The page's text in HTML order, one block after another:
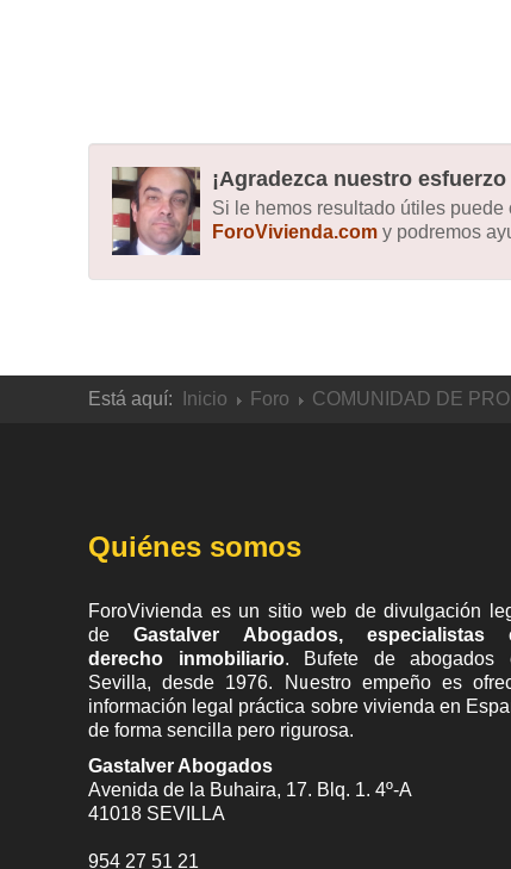
¡Agradezca nuestro
Si le hemos resultado útiles
ForoVivienda.com y podremos
Está aquí: Inicio Foro COMUNIDAD DE
Quiénes somos
ForoVivienda es un sitio web de divulgación
deGastalver Abogados, especialistas
derecho inmobiliario. Bufete deabogados
Sevilla, desde 1976. Nuestro empeño es
información legal práctica sobre vivienda en
de forma sencilla pero rigurosa.
Gastalver Abogados
Avenida de la Buhaira, 17. Blq. 1. 4º-A
41018 SEVILLA
954 27 51 21